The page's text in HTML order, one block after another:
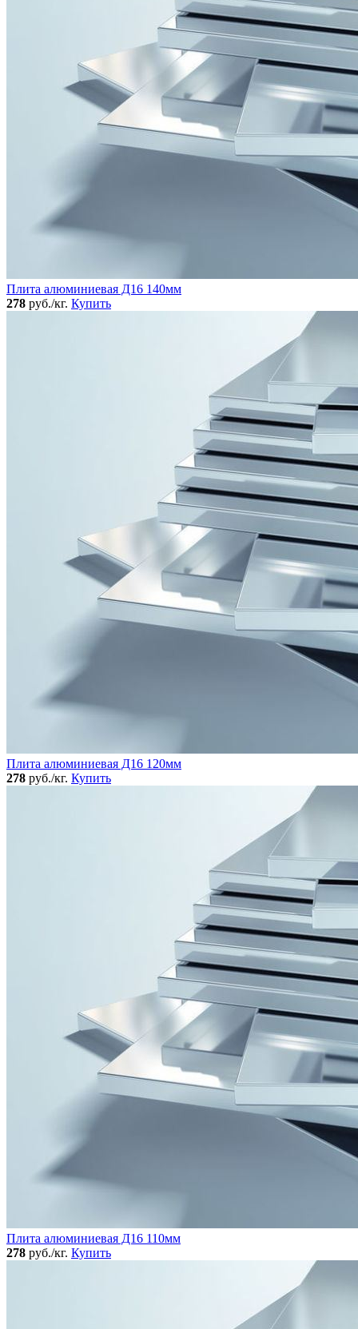
Плита алюминиевая Д16 140мм
278 руб./кг. Купить
Плита алюминиевая Д16 120мм
278 руб./кг. Купить
Плита алюминиевая Д16 110мм
278 руб./кг. Купить